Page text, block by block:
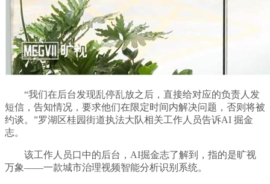
“我们在后台发现乱停乱放之后，直接给对应的负责人发
短信，告知情况，要求他们在限定时间内解决问题，否则将被
约谈。”罗湖区桂园街道执法大队相关工作人员告诉AI 掘金
志。
该工作人员口中的后台，AI掘金志了解到，指的是旷视
万象——一款城市治理视频智能分析识别系统。